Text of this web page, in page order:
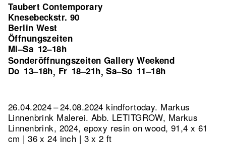
Taubert Contemporary
Knesebeckstr. 90
Berlin West
Öffnungszeiten
Mi–Sa 12–18h
Sonderöffnungszeiten Gallery Weekend
Do 13–18h, Fr 18–21h,Sa–So 11–18h
26.04.2024 – 24.08.2024 kindfortoday. Markus
Linnenbrink Malerei. Abb. LETITGROW, Markus
Linnenbrink, 2024, epoxy resin on wood, 91,4 x 61
cm | 36 x 24 inch | 3 x 2 ft